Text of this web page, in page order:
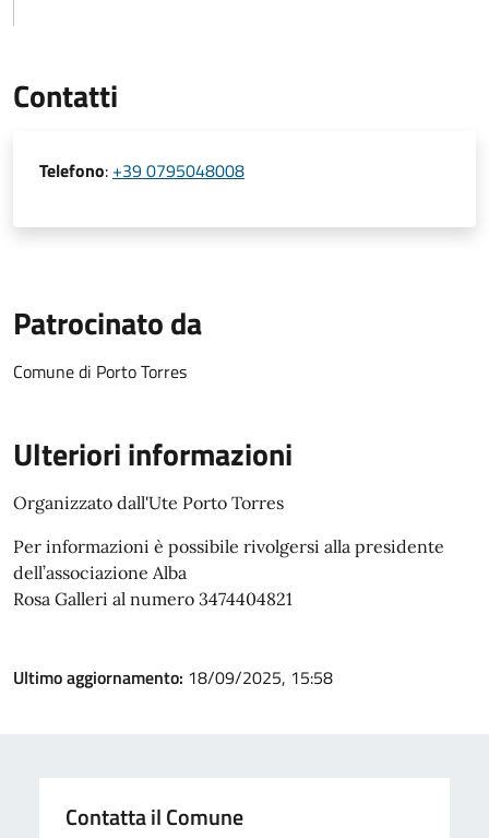
Contatti
Telefono: +39 0795048008
Patrocinato da
Comune di Porto Torres
Ulteriori informazioni
Organizzato dall'Ute Porto Torres
Per informazioni è possibile rivolgersi alla presidente
dell’associazione Alba
Rosa Galleri al numero 3474404821
Ultimo aggiornamento: 18/09/2025, 15:58
Contatta il Comune